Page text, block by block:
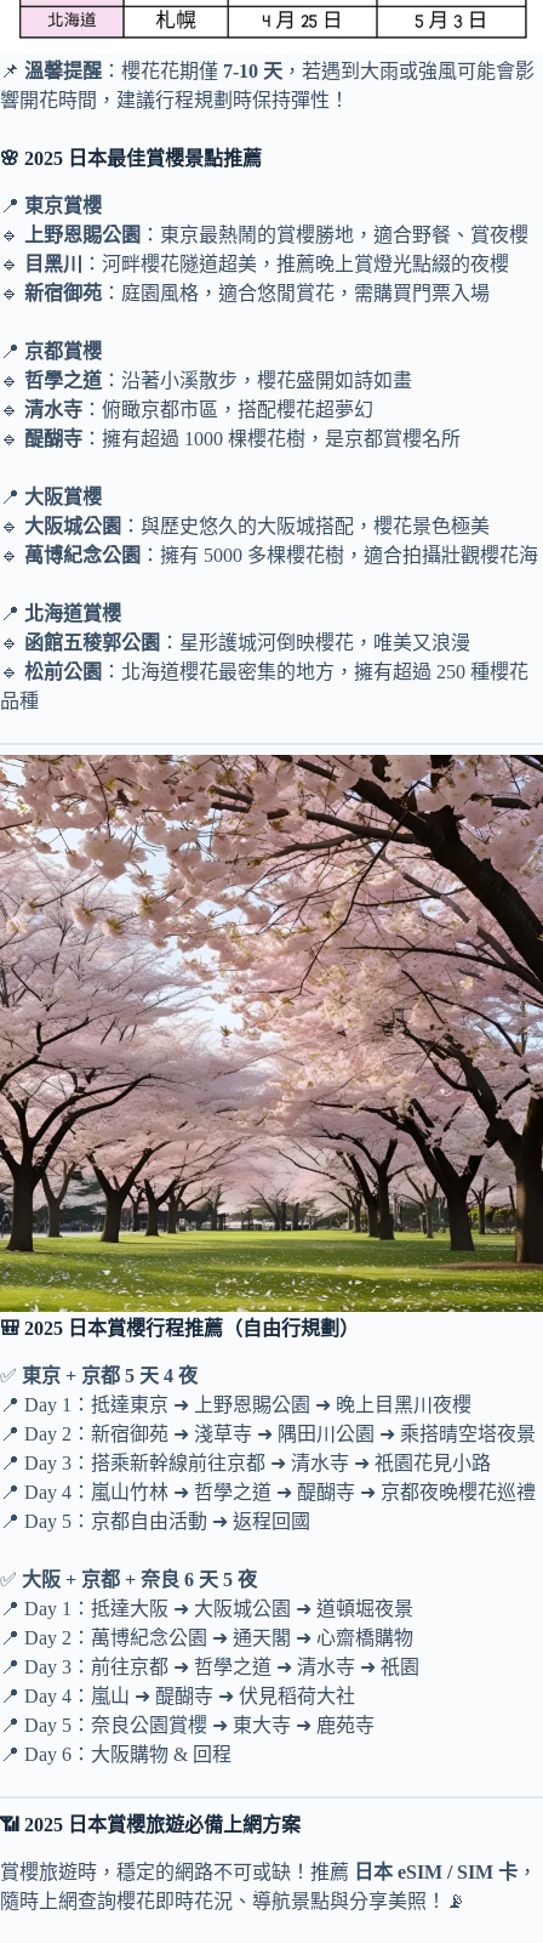
📌 溫馨提醒 ：櫻花花期僅 7-10 天 ，若遇到大雨或強風可能會影
響開花時間，建議行程規劃時保持彈性！
🌸 2025 日本最佳賞櫻景點推薦
📍 東京賞櫻
🔹
上野恩賜公園 ：東京最熱鬧的賞櫻勝地，適合野餐、賞夜櫻
🔹
目黑川
：河畔櫻花隧道超美，推薦晚上賞燈光點綴的夜櫻
🔹 新宿御苑 ：庭園風格，適合悠閒賞花，需購買門票入場
📍 京都賞櫻
🔹 哲學之道 ：沿著小溪散步，櫻花盛開如詩如畫
🔹 清水寺 ：俯瞰京都市區，搭配櫻花超夢幻
🔹 醍醐寺 ：擁有超過 1000 棵櫻花樹，是京都賞櫻名所
📍 大阪賞櫻
🔹 大阪城公園 ：與歷史悠久的大阪城搭配，櫻花景色極美
🔹 萬博紀念公園 ：擁有 5000 多棵櫻花樹，適合拍攝壯觀櫻花海
📍 北海道賞櫻
🔹 函館五稜郭公園 ：星形護城河倒映櫻花，唯美又浪漫
🔹 松前公園 ：北海道櫻花最密集的地方，擁有超過 250 種櫻花
品種
🎒 2025 日本賞櫻行程推薦（自由行規劃）
✅ 東京 + 京都 5 天 4 夜
📍 Day 1：抵達東京 ➜ 上野恩賜公園 ➜ 晚上目黑川夜櫻
📍 Day 2：新宿御苑 ➜ 淺草寺 ➜ 隅田川公園 ➜ 乘搭晴空塔夜景
📍 Day 3：搭乘新幹線前往京都 ➜ 清水寺 ➜ 祇園花見小路
📍 Day 4：嵐山竹林 ➜ 哲學之道 ➜ 醍醐寺 ➜ 京都夜晚櫻花巡禮
📍 Day 5：京都自由活動 ➜ 返程回國
✅ 大阪 + 京都 + 奈良 6 天 5 夜
📍 Day 1：抵達大阪 ➜ 大阪城公園 ➜ 道頓堀夜景
📍 Day 2：萬博紀念公園 ➜ 通天閣 ➜ 心齋橋購物
📍 Day 3：前往京都 ➜ 哲學之道 ➜ 清水寺 ➜ 祇園
📍 Day 4：嵐山 ➜ 醍醐寺 ➜ 伏見稻荷大社
📍 Day 5：奈良公園賞櫻 ➜ 東大寺 ➜ 鹿苑寺
📍 Day 6：大阪購物 & 回程
📶 2025 日本賞櫻旅遊必備上網方案
賞櫻旅遊時，穩定的網路不可或缺！推薦 日本 eSIM / SIM 卡 ，
隨時上網查詢櫻花即時花況、導航景點與分享美照！📡